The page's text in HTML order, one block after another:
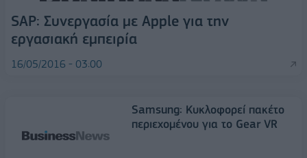
SAP: Συνεργασία με Apple για την
εργασιακή εμπειρία
16/05/2016 - 03:00
Samsung: Κυκλοφορεί πακέτο
περιεχομένου για το Gear VR